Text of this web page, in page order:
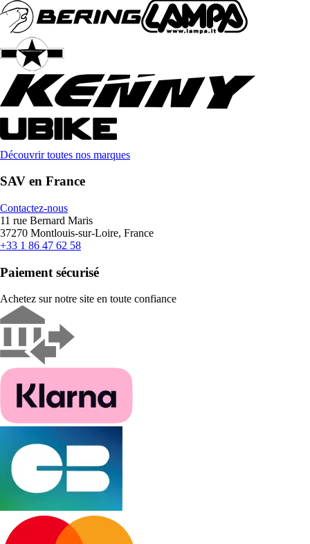
Découvrir toutes nos marques
SAV en France
Contactez-nous
11 rue Bernard Maris
37270 Montlouis-sur-Loire, France
+33 1 86 47 62 58
Paiement sécurisé
Achetez sur notre site en toute confiance